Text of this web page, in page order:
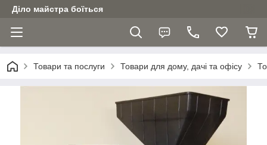
Діло майстра боїться
Товари та послуги Товари для дому, дачі та офісу